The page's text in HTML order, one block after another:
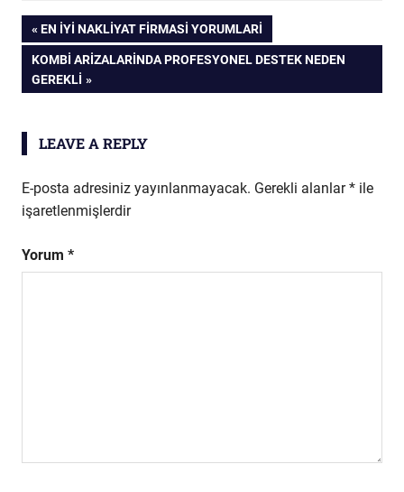
Yazı
gezinmesi
PREVIOUS
POST:
EN İYI NAKLIYAT FIRMASI YORUMLARI
NEXT
POST:
KOMBI ARIZALARINDA PROFESYONEL DESTEK NEDEN
GEREKLI
LEAVE A REPLY
E-posta adresiniz yayınlanmayacak. Gerekli alanlar* ile
işaretlenmişlerdir
Yorum *